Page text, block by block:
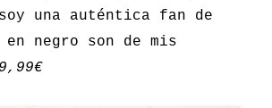
una auténtica fan de
en negro son de mis